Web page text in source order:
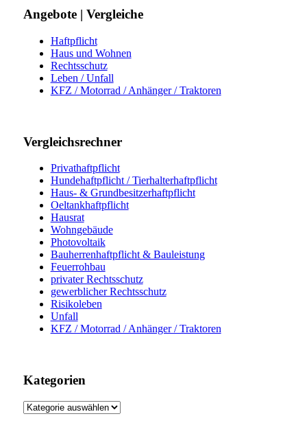
Angebote | Vergleiche
Haftpflicht
Haus und Wohnen
Rechtsschutz
Leben / Unfall
KFZ / Motorrad / Anhänger / Traktoren
Vergleichsrechner
Privathaftpflicht
Hundehaftpflicht / Tierhalterhaftpflicht
Haus- & Grundbesitzerhaftpflicht
Oeltankhaftpflicht
Hausrat
Wohngebäude
Photovoltaik
Bauherrenhaftpflicht & Bauleistung
Feuerrohbau
privater Rechtsschutz
gewerblicher Rechtsschutz
Risikoleben
Unfall
KFZ / Motorrad / Anhänger / Traktoren
Kategorien
Kategorien